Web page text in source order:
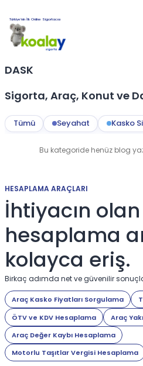
Türkiye’nin İlk Online Sigortacısı
DASK
Sigorta, Araç, Konut ve
Tümü Seyahat Kasko
Bu kategoride henüz blog
HESAPLAMA ARAÇLARI
İhtiyacın
hesaplama
kolayca eriş.
Birkaç adımda net ve güvenilir
Araç Kasko Fiyatları Sorgulama
ÖTV ve KDV Hesaplama
Araç
Araç Değer Kaybı Hesaplama
Motorlu Taşıtlar Vergisi Hesaplama